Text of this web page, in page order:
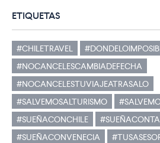
ETIQUETAS
#CHILETRAVEL
#NOCANCELESCAMBIADEFECHA
#NOCANCELESTUVIAJEATRASALO
#SALVEMOSALTURISMO
#SUEÑACONCHILE
#SUEÑACONVENECIA